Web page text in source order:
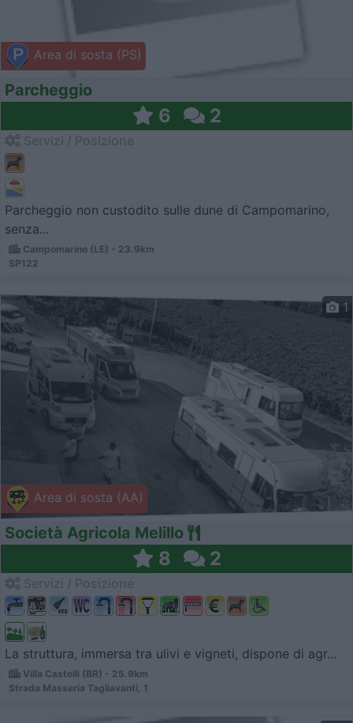
Area di sosta (PS)
Parcheggio
6 2
Parcheggio non custodito sulle dune di Campomarino,
senza...
Campomarino (LE) - 23.9km
SP122
Area di sosta (AA)
1
Società Agricola Melillo
8 2
La struttura, immersa tra ulivi e vigneti, dispone di agr...
Villa Castelli (BR) - 25.9km
Strada Masseria Tagliavanti, 1